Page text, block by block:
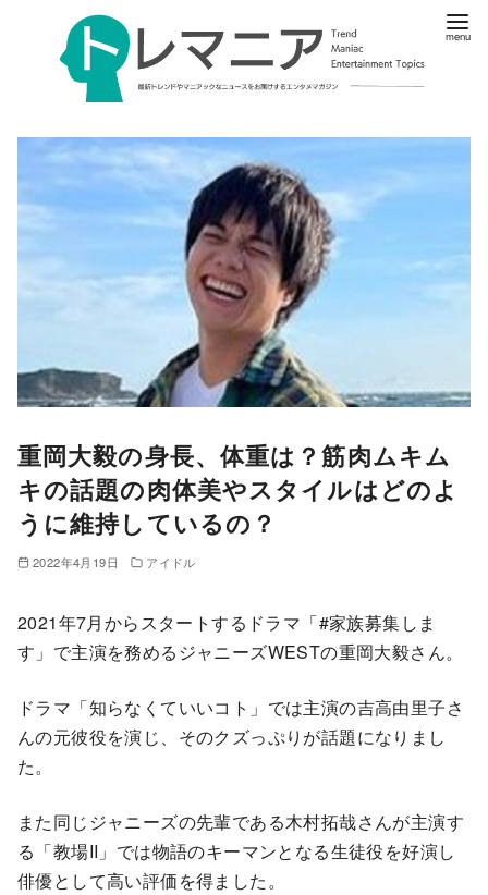
重岡大毅の身長、体重は？筋肉ムキム
キの話題の肉体美やスタイルはどのよ
うに維持しているの？
2022年4月19日 アイドル
2021年7月からスタートするドラマ「#家族募集しま
す」で主演を務めるジャニーズWESTの重岡大毅さん。
ドラマ「知らなくていいコト」では主演の吉高由里子さ
んの元彼役を演じ、そのクズっぷりが話題になりまし
た。
また同じジャニーズの先輩である木村拓哉さんが主演す
る「教場II」では物語のキーマンとなる生徒役を好演し
俳優として高い評価を得ました。